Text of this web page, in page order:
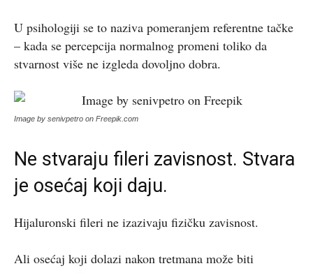
U psihologiji se to naziva pomeranjem referentne tačke
– kada se percepcija normalnog promeni toliko da
stvarnost više ne izgleda dovoljno dobra.
Image by senivpetro on Freepik.com
Ne stvaraju fileri zavisnost. Stvara
je osećaj koji daju.
Hijaluronski fileri ne izazivaju fizičku zavisnost.
Ali osećaj koji dolazi nakon tretmana može biti